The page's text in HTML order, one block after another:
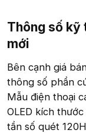
Thông số kỹ
mới​
Bên cạnh giá
thông số phần
Mẫu điện thoại
OLED kích
tần số quét